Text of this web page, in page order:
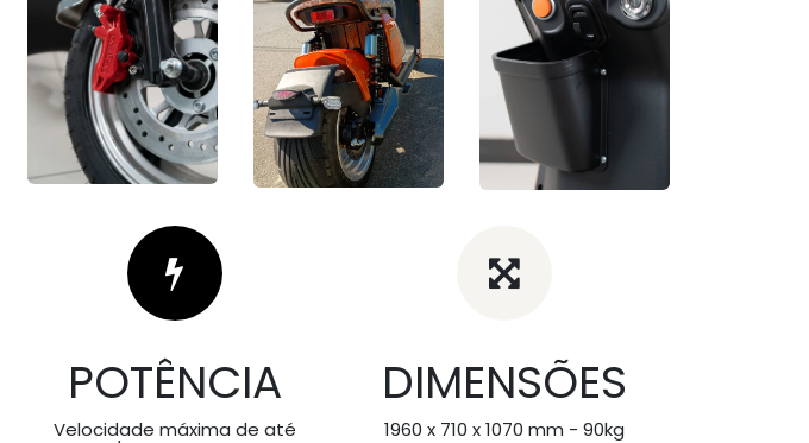
POTÊNCIA
Velocidade máxima de até
DIMENSÕES
1960 x 710 x 1070 mm - 90kg